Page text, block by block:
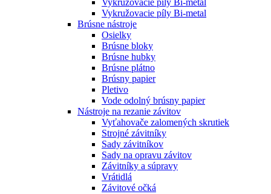
Vykružovacie píly Bi-metal
Brúsne nástroje
Osielky
Brúsne bloky
Brúsne hubky
Brúsne plátno
Brúsny papier
Pletivo
Vode odolný brúsny papier
Nástroje na rezanie závitov
Vyťahovače zalomených skrutiek
Strojné závitníky
Sady závitníkov
Sady na opravu závitov
Závitníky a súpravy
Vrátidlá
Závitové očká